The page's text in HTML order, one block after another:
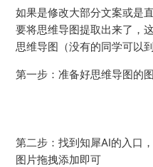
如果是修改大部分文案或是
要将思维导图提取出来了，
思维导图（没有的同学可以
第一步：准备好思维导图的
第二步：找到知犀AI的入口
图片拖拽添加即可